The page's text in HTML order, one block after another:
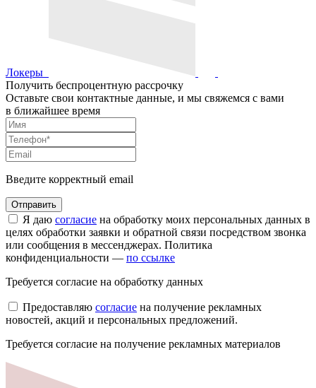
Локеры
Получить беспроцентную рассрочку
Оставьте свои контактные данные, и мы свяжемся с вами
в ближайшее время
Введите корректный email
Я даю согласие на обработку моих персональных данных в
целях обработки заявки и обратной связи посредством звонка
или сообщения в мессенджерах. Политика
конфиденциальности — по ссылке
Требуется согласие на обработку данных
Предоставляю согласие на получение рекламных
новостей, акций и персональных предложений.
Требуется согласие на получение рекламных материалов